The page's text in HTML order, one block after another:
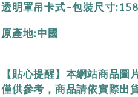
透明罩吊卡式-包裝尺寸
原產地:中國
【貼心提醒】本網站商品
僅供參考，商品請依實際出